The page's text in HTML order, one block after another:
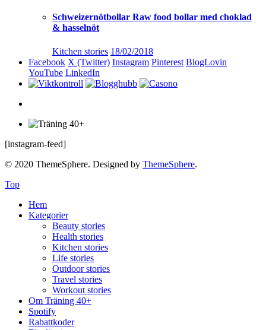
Schweizernötbollar Raw food bollar med choklad
& hasselnöt
Kitchen stories 18/02/2018
Facebook X (Twitter) Instagram Pinterest BlogLovin
YouTube LinkedIn
[instagram-feed]
© 2020 ThemeSphere. Designed by ThemeSphere.
Top
Hem
Kategorier
Beauty stories
Health stories
Kitchen stories
Life stories
Outdoor stories
Travel stories
Workout stories
Om Träning 40+
Spotify
Rabattkoder